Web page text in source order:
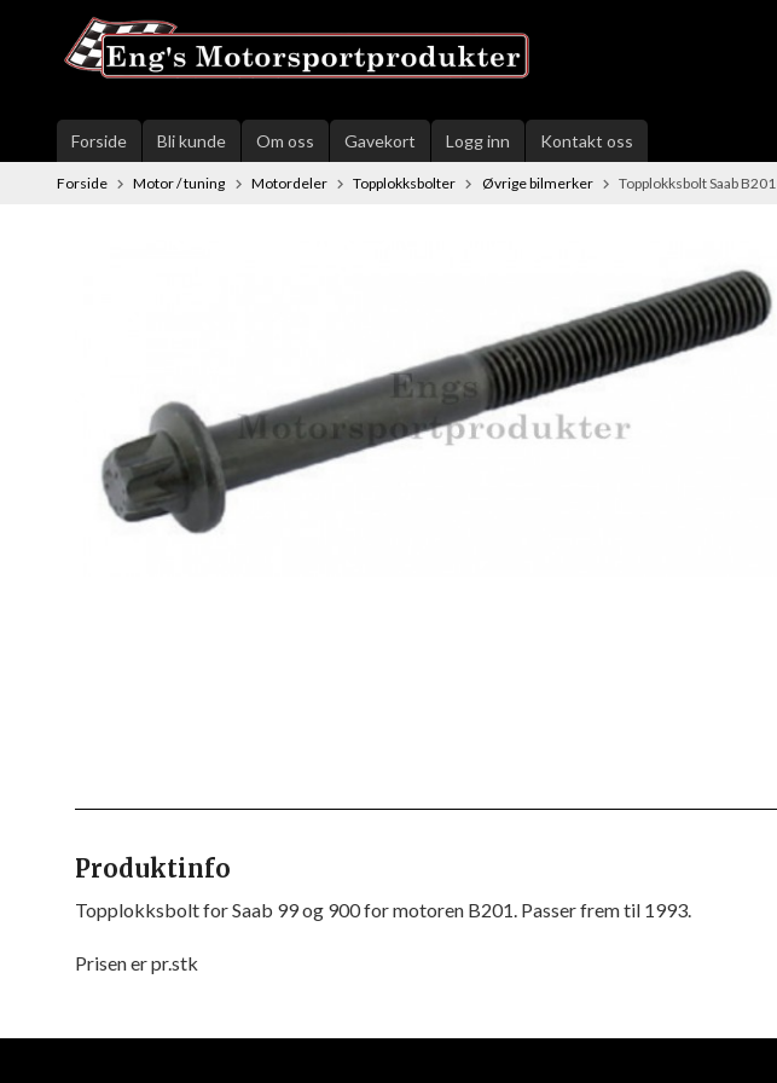
innholdet
Forside Bli kunde Om oss Gavekort Logg inn Kontakt oss
Forside Motor / tuning Motordeler Topplokksbolter Øvrige bilmerker Topplokksbolt Saab B201
Produktinfo
Topplokksbolt for Saab 99 og 900 for motoren B201. Passer frem til 1993.
Prisen er pr.stk